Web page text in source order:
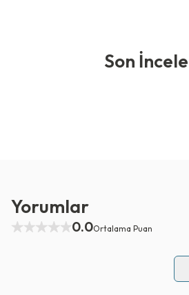
Son
Yorumlar
0.0Ortalama Puan